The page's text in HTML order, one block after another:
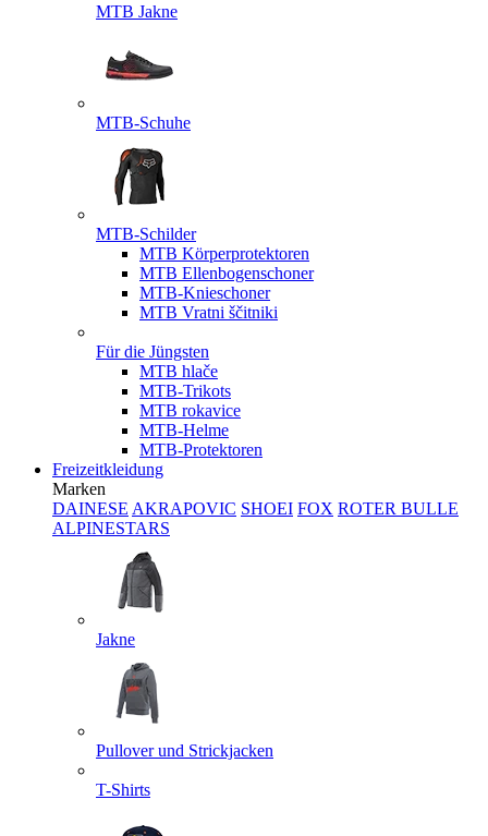
MTB Jakne
MTB-Schuhe
MTB-Schilder
MTB Körperprotektoren
MTB Ellenbogenschoner
MTB-Knieschoner
MTB Vratni ščitniki
Für die Jüngsten
MTB hlače
MTB-Trikots
MTB rokavice
MTB-Helme
MTB-Protektoren
Freizeitkleidung
Marken
DAINESE AKRAPOVIC SHOEI FOX ROTER BULLE
ALPINESTARS
Jakne
Pullover und Strickjacken
T-Shirts